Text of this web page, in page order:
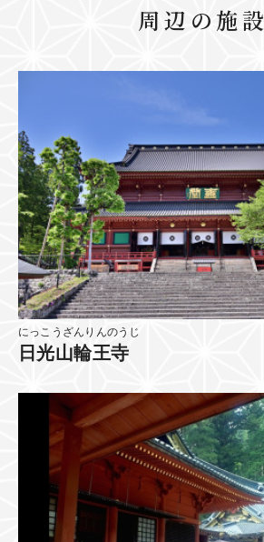
周辺の施設
にっこうざんりんのうじ
日光山輪王寺